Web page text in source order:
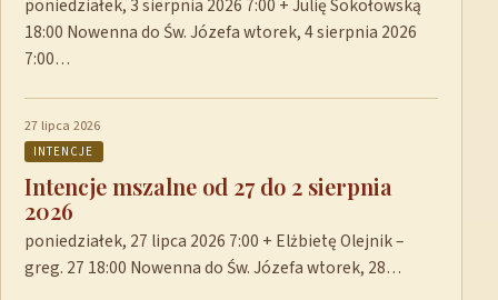
poniedziałek, 3 sierpnia 2026 7:00 + Julię Sokołowską
18:00 Nowenna do Św. Józefa wtorek, 4 sierpnia 2026
7:00…
27 lipca 2026
INTENCJE
Intencje mszalne od 27 do 2 sierpnia
2026
poniedziałek, 27 lipca 2026 7:00 + Elżbietę Olejnik –
greg. 27 18:00 Nowenna do Św. Józefa wtorek, 28…